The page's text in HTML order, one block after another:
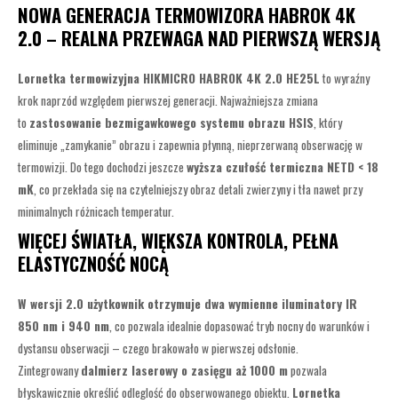
NOWA GENERACJA TERMOWIZORA HABROK 4K
2.0 – REALNA PRZEWAGA NAD PIERWSZĄ WERSJĄ
Lornetka termowizyjna HIKMICRO HABROK 4K 2.0 HE25Lto wyraźny
krok naprzód względem pierwszej generacji. Najważniejsza zmiana
to zastosowanie bezmigawkowego systemu obrazu HSIS , który
eliminuje „zamykanie” obrazu i zapewnia płynną, nieprzerwaną obserwację w
termowizji. Do tego dochodzi jeszcze wyższa czułość termiczna NETD < 18
mK , co przekłada się na czytelniejszy obraz detali zwierzyny i tła nawet przy
minimalnych różnicach temperatur.
WIĘCEJ ŚWIATŁA, WIĘKSZA KONTROLA, PEŁNA
ELASTYCZNOŚĆ NOCĄ
W wersji 2.0 użytkownik otrzymuje dwa wymienne iluminatory IR
850 nm i 940 nm , co pozwala idealnie dopasować tryb nocny do warunków i
dystansu obserwacji – czego brakowało w pierwszej odsłonie.
Zintegrowanydalmierz laserowy o zasięgu aż 1000 mpozwala
błyskawicznie określić odleglość do obserwowanego obiektu. Lornetka